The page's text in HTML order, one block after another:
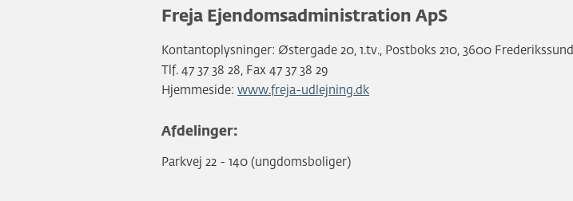
Freja Ejendomsadministration ApS
Kontantoplysninger: Østergade 20, 1.tv., Postboks 210, 3600 Frederikssund
Tlf. 47 37 38 28, Fax 47 37 38 29
Hjemmeside: www.freja-udlejning.dk
Afdelinger:
Parkvej 22 - 140 (ungdomsboliger)